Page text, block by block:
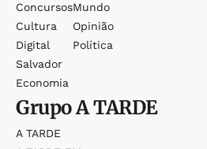
Concursos
Cultura
Digital
Salvador
Economia
Mundo
Opinião
Política
GrupoA TARDE
A TARDE